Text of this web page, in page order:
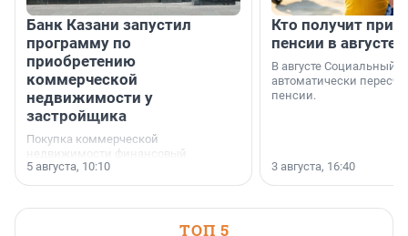
Банк Казани запустил
программу по
приобретению
коммерческой
недвижимости у
застройщика
Покупка коммерческой
недвижимости финансовый
инструмент, доступный для многих
предпринимателей. Будь то новый
или готовый арендный бизнес —
успех сделки зависит от правильного
5 августа, 10:10
Кто получит
пенсии в августе
В августе Социальный
автоматически
пенсии.
3 августа, 16:40
ТОП 5